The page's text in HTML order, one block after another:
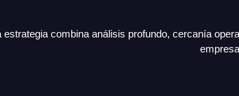
estrategia combina análisis profundo, cercanía